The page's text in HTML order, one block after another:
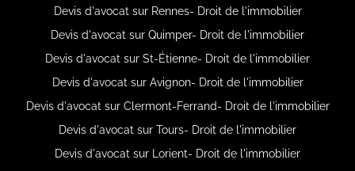
Devis d'avocat sur Rennes- Droit de l'immobilier
Devis d'avocat sur Quimper- Droit de l'immobilier
Devis d'avocat sur St-Étienne- Droit de l'immobilier
Devis d'avocat sur Avignon- Droit de l'immobilier
Devis d'avocat sur Clermont-Ferrand- Droit de l'immobilier
Devis d'avocat sur Tours- Droit de l'immobilier
Devis d'avocat sur Lorient- Droit de l'immobilier